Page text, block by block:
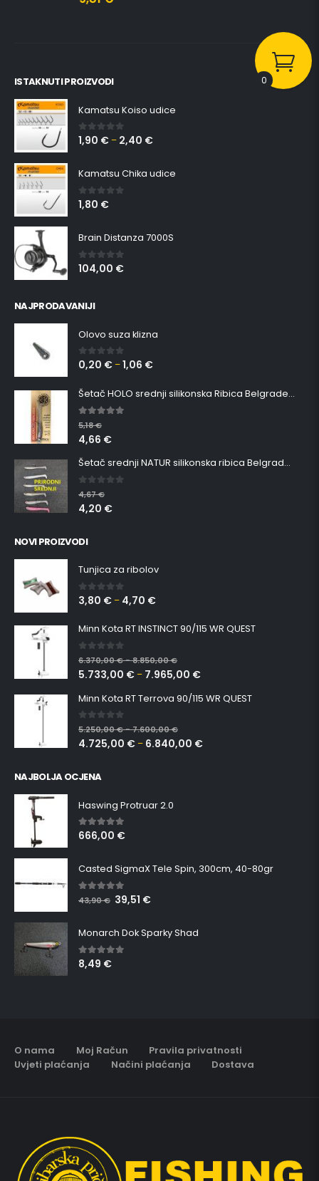
ISTAKNUTI PROIZVODI
Kamatsu Koiso udice
0 out of 5
1,90 € – 2,40 €
Kamatsu Chika udice
0 out of 5
1,80 €
Brain Distanza 7000S
0out of 5
104,00 €
NAJPRODAVANIJI
Olovo suza klizna
0 out of 5
0,20 € –1,06 €
Šetač HOLO srednji silikonska Ribica Belgrade Walker
5.00
5,18€
4,66 €
Šetač srednji NATUR silikonska ribica Belgrade Walker
0 out of 5
4,67€
4,20 €
NOVI PROIZVODI
Tunjica za ribolov
0 out of 5
3,80 € – 4,70 €
Minn Kota RT INSTINCT 90/115 WR QUEST
0 out of 5
6.370,00€–8.850,00€
5.733,00 € – 7.965,00 €
Minn Kota RT Terrova 90/115 WR QUEST
0 out of 5
5.250,00€–7.600,00€
4.725,00 € – 6.840,00 €
NAJBOLJA OCJENA
Haswing Protruar 2.0
5.00 out of 5
666,00 €
Casted SigmaX Tele Spin, 300cm, 40-80gr
5.00 out of 5
43,90€ 39,51 €
Monarch Dok Sparky Shad
5.00 out of 5
8,49 €
O nama Moj Račun
Pravila privatnosti
Uvjeti plaćanja
Načini plaćanja Dostava
0